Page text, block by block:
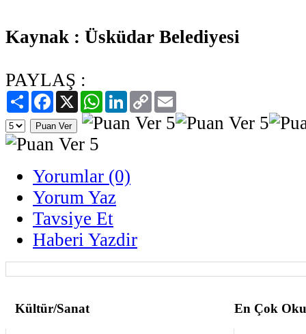
Kaynak : Üsküdar Belediyesi
PAYLAŞ :
PaylaşFacebook
X WhatsAppLinkedIn
Copy
Link
Yorumlar (0)
Yorum Yaz
Tavsiye Et
Haberi Yazdir
Kültür/Sanat En Çok